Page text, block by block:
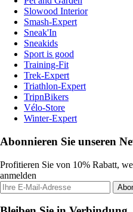
Slowood Interior
Smash-Expert
Sneak'In
Sneakids
Sport is good
Training-Fit
Trek-Expert
Triathlon-Expert
TripnBikers
Vélo-Store
Winter-Expert
Abonnieren Sie unseren
Profitieren Sie von 10% Rabatt,
anmelden